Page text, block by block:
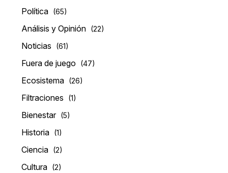
Política (65)
Análisis y Opinión (22)
Noticias (61)
Fuera de juego (47)
Ecosistema (26)
Filtraciones (1)
Bienestar (5)
Historia (1)
Ciencia (2)
Cultura (2)